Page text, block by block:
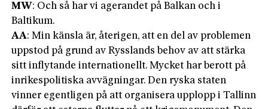
MW: Och så har vi agerandet på Balkan och i
Baltikum.
AA: Min känsla är, återigen, att en del av problemen
uppstod på grund av Rysslands behov av att stärka
sitt inflytande internationellt. Mycket har berott på
inrikespolitiska avvägningar. Den ryska staten
vinner egentligen på att organisera upplopp i Tallinn